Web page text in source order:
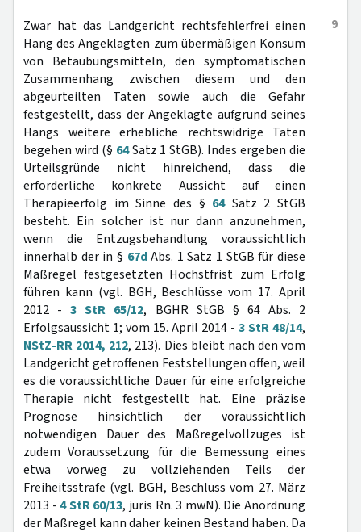
9
Zwar hat das Landgericht rechtsfehlerfrei einen
Hang des Angeklagten zum übermäßigen Konsum
von Betäubungsmitteln, den symptomatischen
Zusammenhang zwischen diesem und den
abgeurteilten Taten sowie auch die Gefahr
festgestellt, dass der Angeklagte aufgrund seines
Hangs weitere erhebliche rechtswidrige Taten
begehen wird (§ 64Satz 1 StGB). Indes ergeben die
Urteilsgründe nicht hinreichend, dass die
erforderliche konkrete Aussicht auf einen
Therapieerfolg im Sinne des § 64Satz 2 StGB
besteht. Ein solcher ist nur dann anzunehmen,
wenn die Entzugsbehandlung voraussichtlich
innerhalb der in § 67dAbs. 1 Satz 1 StGB für diese
Maßregel festgesetzten Höchstfrist zum Erfolg
führen kann (vgl. BGH, Beschlüsse vom 17. April
2012 -3 StR 65/12, BGHR StGB § 64 Abs. 2
Erfolgsaussicht 1; vom 15. April 2014 - 3 StR 48/14,
NStZ-RR 2014, 212, 213). Dies bleibt nach den vom
Landgericht getroffenen Feststellungen offen, weil
es die voraussichtliche Dauer für eine erfolgreiche
Therapie nicht festgestellt hat. Eine präzise
Prognose hinsichtlich der voraussichtlich
notwendigen Dauer des Maßregelvollzuges ist
zudem Voraussetzung für die Bemessung eines
etwa vorweg zu vollziehenden Teils der
Freiheitsstrafe (vgl. BGH, Beschluss vom 27. März
2013 -4 StR 60/13, juris Rn. 3 mwN). Die Anordnung
der Maßregel kann daher keinen Bestand haben. Da